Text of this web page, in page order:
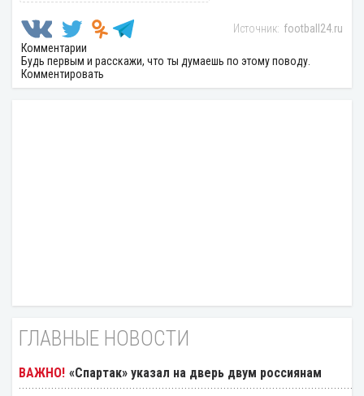
football24.ru
Комментарии
Будь первым и расскажи, что ты думаешь по этому поводу.
Комментировать
ГЛАВНЫЕ НОВОСТИ
«Спартак» указал на дверь двум россиянам